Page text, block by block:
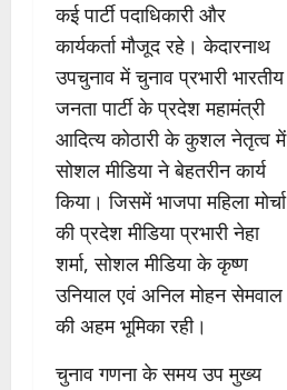
कई पार्टी पदाधिकारी और
कार्यकर्ता मौजूद रहे। केदारनाथ
उपचुनाव में चुनाव प्रभारी भारतीय
जनता पार्टी के प्रदेश महामंत्री
आदित्य कोठारी के कुशल नेतृत्व में
सोशल मीडिया ने बेहतरीन कार्य
किया। जिसमें भाजपा महिला मोर्चा
की प्रदेश मीडिया प्रभारी नेहा
शर्मा, सोशल मीडिया के कृष्ण
उनियाल एवं अनिल मोहन सेमवाल
की अहम भूमिका रही।
चुनाव गणना के समय उप मुख्य